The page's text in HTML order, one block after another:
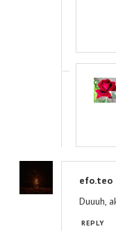
efo.teo
Duuuh,
REPLY